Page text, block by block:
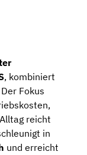
, kombiniert
Der Fokus
reicht
in
und erreicht